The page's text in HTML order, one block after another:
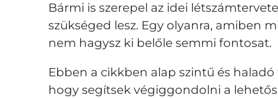
Bármi is szerepel az idei
szükséged lesz. Egy olyanra, amiben
nem hagysz ki belőle semmi fontosat.
Ebben a cikkben alap szintű és
hogy segítsek végiggondolni a